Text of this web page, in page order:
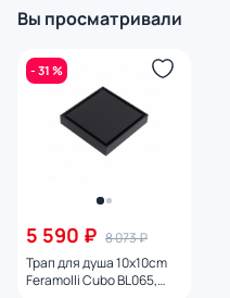
Вы просматривали
- 31 %
5 590 ₽ 8 073 ₽
Трап для душа 10x10cm
Feramolli Cubo BL065,